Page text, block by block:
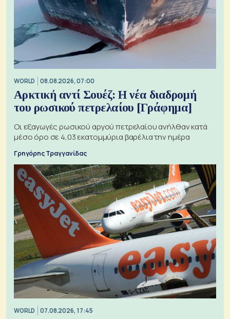
WORLD 08.08.2026, 07:00
Αρκτική αντί Σουέζ: Η νέα διαδρομή
του ρωσικού πετρελαίου [Γράφημα]
Οι εξαγωγές ρωσικού αργού πετρελαίου ανήλθαν κατά
μέσο όρο σε 4,03 εκατομμύρια βαρέλια την ημέρα
Γρηγόρης Τραγγανίδας
WORLD 07.08.2026, 17:45